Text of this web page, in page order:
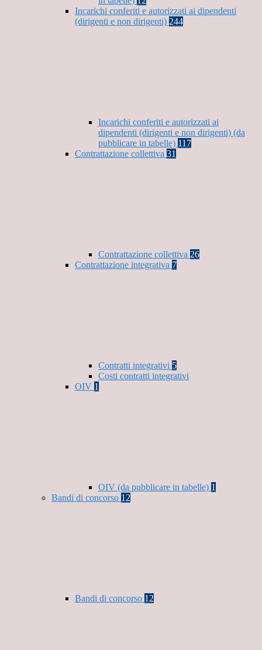
Incarichi conferiti e autorizzati ai dipendenti
(dirigenti e non dirigenti) 244
Incarichi conferiti e autorizzati ai
dipendenti (dirigenti e non dirigenti) (da
pubblicare in tabelle) 117
Contrattazione collettiva 31
Contrattazione collettiva 26
Contrattazione integrativa 7
Contratti integrativi 5
Costi contratti integrativi
OIV 1
OIV (da pubblicare in tabelle) 1
Bandi di concorso 12
Bandi di concorso 12